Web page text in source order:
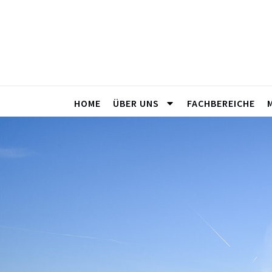
HOME ÜBER UNS FACHBEREICHE